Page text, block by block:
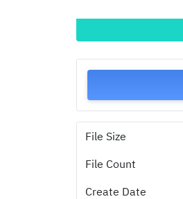
File Size
File Count
Create Date